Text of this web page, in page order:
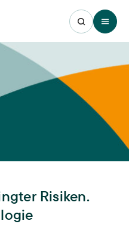
Open
Risiken.